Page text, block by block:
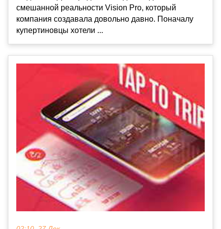
смешанной реальности Vision Pro, который
компания создавала довольно давно. Поначалу
купертиновцы хотели ...